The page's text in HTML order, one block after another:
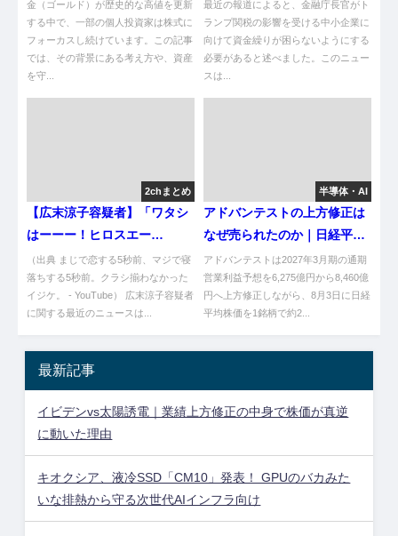
金（ゴールド）が歴史的な高値を更新
する中で、一部の個人投資家は株式に
フォーカスし続けています。この記事
では、その背景にある考え方や、資産
を守...
最近の報道によると、金融庁長官がト
ランプ関税の影響を受ける中小企業に
向けて資金繰りが困らないようにする
必要があると述べました。このニュー
スは...
2chまとめ
【広末涼子容疑者】「ワタシ
はーーー！ヒロスエー
ー！！」 ★4 [combatt★]
（出典 まじで恋する5秒前、マジで寝
落ちする5秒前。クラシ揃わなかった
イジケ。 - YouTube） 広末涼子容疑者
に関する最近のニュースは...
半導体・AI
アドバンテストの上方修正は
なぜ売られたのか｜日経平均
を277円押し下げた指数ルー
ル
アドバンテストは2027年3月期の通期
営業利益予想を6,275億円から8,460億
円へ上方修正しながら、8月3日に日経
平均株価を1銘柄で約2...
最新記事
イビデンvs太陽誘電｜業績上方修正の中身で株価が真逆
に動いた理由
キオクシア、液冷SSD「CM10」発表！ GPUのバカみた
いな排熱から守る次世代AIインフラ向け